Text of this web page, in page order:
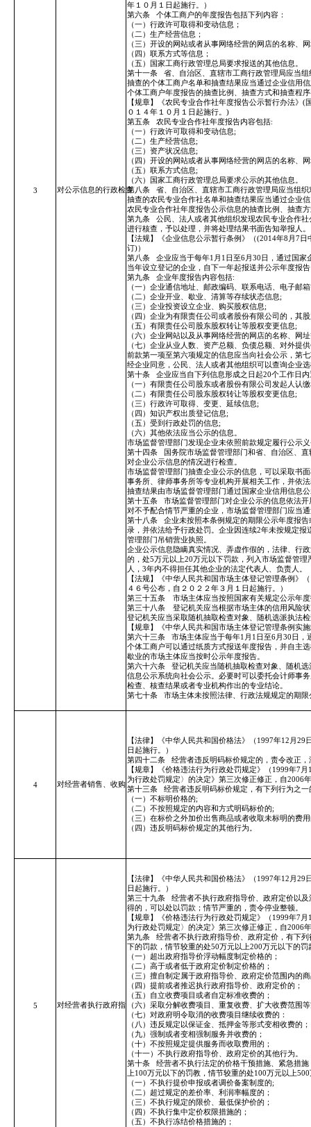
3 对公示信息的行政检查
年１０月１日起施行。）
第六条
个体工商户的年度报告包括下列内容：
（一）行政许可取得和变动信息；
（二）生产经营信息；
（三）开设的网站或者从事网络经营的网店的名称、
（四）联系方式等信息；
（五）国家工商行政管理总局要求报送的其他信息。
第十一条
省、自治区、直辖市工商行政管理局应当
抽查的个体工商户名单和抽查结果应当通过企业信用
个体工商户年度报告的抽查比例、抽查方式和抽查程
【规章】《农民专业合作社年度报告公示暂行办法》
０１４年１０月１日起施行。)
第五条
农民专业合作社年度报告内容包括:
（一）行政许可取得和变动信息;
（二）生产经营信息;
（三）资产状况信息;
（四）开设的网站或者从事网络经营的网店的名称、
（五）联系方式信息;
（六）国家工商行政管理总局要求公示的其他信息。
第八条
省、自治区、直辖市工商行政管理局应当组
抽查的农民专业合作社名单和抽查结果应当通过企业
农民专业合作社年度报告公示信息的抽查比例、抽查
第九条
公民、法人或者其他组织发现农民专业合作
进行核查，予以处理，并将处理结果书面告知举报人。
【法规】《企业信息公示暂行条例》（(2014年8月7
订)）
第八条
企业应当于每年1月1日至6月30日，通过国
当年设立登记的企业，自下一年起报送并公示年度报
第九条
企业年度报告内容包括:
（一）企业通信地址、邮政编码、联系电话、电子邮
（二）企业开业、歇业、清算等存续状态信息;
（三）企业投资设立企业、购买股权信息;
（四）企业为有限责任公司或者股份有限公司的，其
（五）有限责任公司股东股权转让等股权变更信息;
（六）企业网站以及从事网络经营的网店的名称、网
（七）企业从业人数、资产总额、负债总额、对外提
前款第一项至第六项规定的信息应当向社会公示，第
经企业同意，公民、法人或者其他组织可以查询企业
第十条
企业应当自下列信息形成之日起20个工作日
（一）有限责任公司股东或者股份有限公司发起人认
（二）有限责任公司股东股权转让等股权变更信息;
（三）行政许可取得、变更、延续信息;
（四）知识产权出质登记信息;
（五）受到行政处罚的信息;
（六）其他依法应当公示的信息。
市场监督管理部门发现企业未依照前款规定履行公示
第十四条
国务院市场监督管理部门和省、自治区、
对企业公示信息的情况进行检查。
市场监督管理部门抽查企业公示的信息，可以采取书
事务所、律师事务所等专业机构开展相关工作，并依
抽查结果由市场监督管理部门通过国家企业信用信息
第十五条
市场监督管理部门对企业公示的信息依法
对不予配合情节严重的企业，市场监督管理部门应当
第十八条
企业未按照本条例规定的期限公示年度报
录，并依法给予行政处罚。企业因连续2年未按规定
管理部门吊销营业执照。
企业公示信息隐瞒真实情况、弄虚作假的，法律、行
的，处5万元以上20万元以下罚款，列入市场监督管
人，3年内不得担任其他企业的法定代表人、负责人。
【法规】《中华人民共和国市场主体登记管理条例》
４６号公布，自２０２２年３月１日起施行。）
第三十五条 市场主体应当按照国家有关规定公示年
第三十八条 登记机关应当根据市场主体的信用风险
登记机关应当采取随机抽取检查对象、随机选派执法
【规章】《中华人民共和国市场主体登记管理条例实
第六十三条
市场主体应当于每年1月1日至6月30日
个体工商户可以通过纸质方式报送年度报告，并自主
歇业的市场主体应当按时公示年度报告。
第六十六条
登记机关应当随机抽取检查对象、随机
信息公示系统向社会公示。必要时可以委托会计师事
检查、核查结果或者专业机构作出的专业结论。
第七十条
市场主体未按照法律、行政法规规定的期
4 对经营者销售、收购
【法律】《中华人民共和国价格法》（1997年12月
日起施行。）
第四十二条
经营者违反明码标价规定的，责令改正
【规章】《价格违法行为行政处罚规定》（1999年7
为行政处罚规定〉的决定》第三次修正修正，自2006
第十三条
经营者违反明码标价规定，有下列行为之
（一）不标明价格的;
（二）不按照规定的内容和方式明码标价的;
（三）在标价之外加价出售商品或者收取未标明的费
（四）违反明码标价规定的其他行为。
5 对经营者执行政府指
【法律】《中华人民共和国价格法》（1997年12月
日起施行。）
第三十九条
经营者不执行政府指导价、政府定价以
得的，可以处以罚款；情节严重的，责令停业整顿。
【规章】《价格违法行为行政处罚规定》（1999年7
为行政处罚规定〉的决定》第三次修正修正，自2006
第九条
经营者不执行政府指导价、政府定价，有下
下的罚款，情节较重的处50万元以上200万元以下的
（一）超出政府指导价浮动幅度制定价格的；
（二）高于或者低于政府定价制定价格的；
（三）擅自制定属于政府指导价、政府定价范围内的
（四）提前或者推迟执行政府指导价、政府定价的；
（五）自立收费项目或者自定标准收费的；
（六）采取分解收费项目、重复收费、扩大收费范围
（七）对政府明令取消的收费项目继续收费的：
（八）违反规定以保证金、抵押金等形式变相收费的；
（九）强制或者变相强制服务并收费的；
（十）不按照规定提供服务而收取费用的；
（十一）不执行政府指导价、政府定价的其他行为。
第十条
经营者不执行法定的价格干预措施、紧急措
上100万元以下的罚教，情节较重的处100万元以上
（一）不执行提价申报或者调价备案制度的;
（二）超过规定的差价率、利润率幅度的；
（三）不执行规定的限价、最低保护价的；
（四）不执行集中定价权限措施的；
（五）不执行冻结价格措施的；